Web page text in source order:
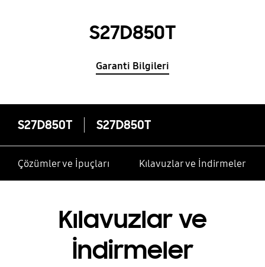
S27D850T
Garanti Bilgileri
S27D850T S27D850T
Çözümler ve İpuçları Kılavuzlar ve İndirmeler
Kılavuzlar ve
İndirmeler